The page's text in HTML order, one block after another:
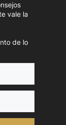
vale la
de lo